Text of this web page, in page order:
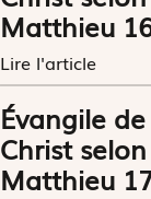
Matthieu
Lire l'article
Évangile de
Christ
Matthieu